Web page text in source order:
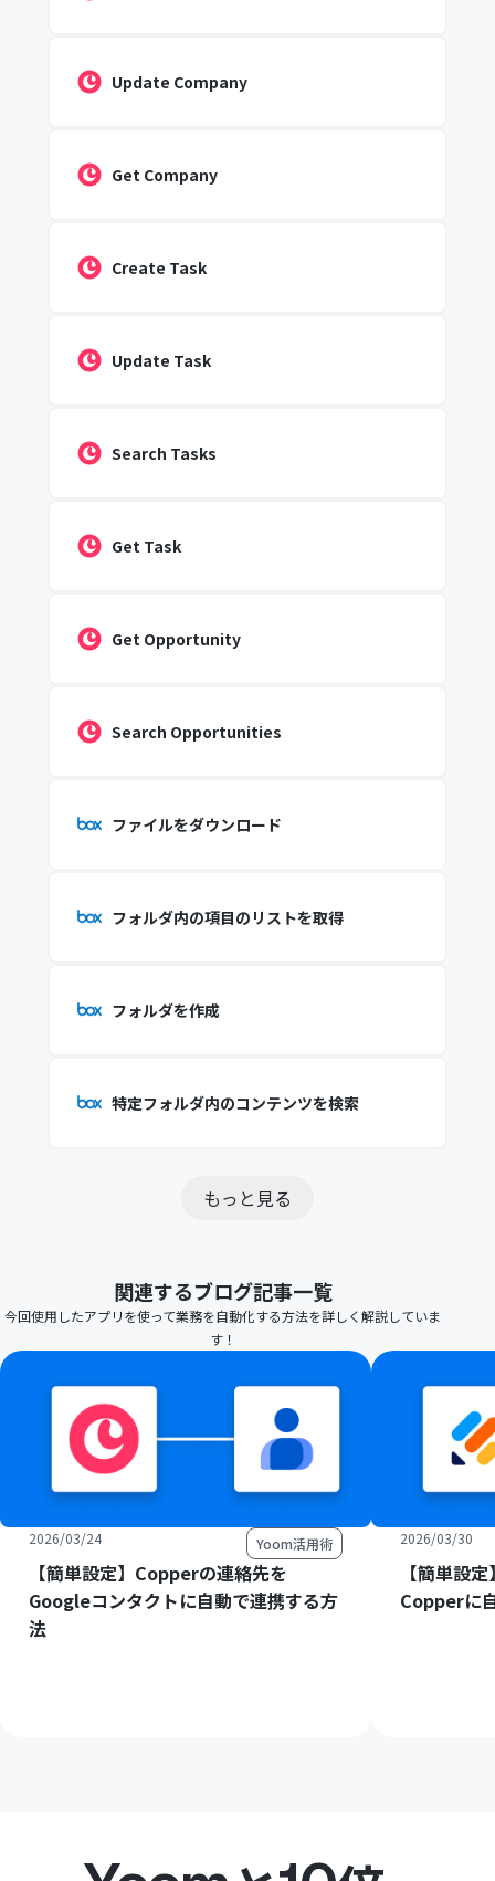
Update Company
Get Company
Create Task
Update Task
Search Tasks
Get Task
Get Opportunity
Search Opportunities
ファイルをダウンロード
フォルダ内の項目のリストを取得
フォルダを作成
特定フォルダ内のコンテンツを検索
もっと見る
関連するブログ記事一覧
今回使用したアプリを使って業務を自動化する方法を詳しく解説していま
す！
2026/03/24 Yoom活用術
【簡単設定】Copperの連絡先を
Googleコンタクトに自動で連携する方
法
2026/03/30
【簡単設
Copperに